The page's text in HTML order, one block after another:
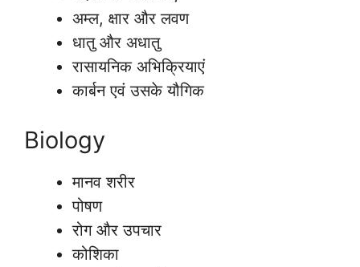
अम्ल, क्षार और लवण
धातु और अधातु
रासायनिक अभिक्रियाएं
कार्बन एवं उसके यौगिक
Biology
मानव शरीर
पोषण
रोग और उपचार
कोशिका